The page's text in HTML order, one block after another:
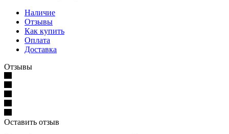
Наличие
Отзывы
Как купить
Оплата
Доставка
Отзывы
Оставить отзыв